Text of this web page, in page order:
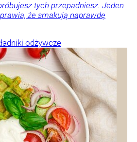
tych przepadniesz. Jeden
że smakują naprawdę
odżywcze